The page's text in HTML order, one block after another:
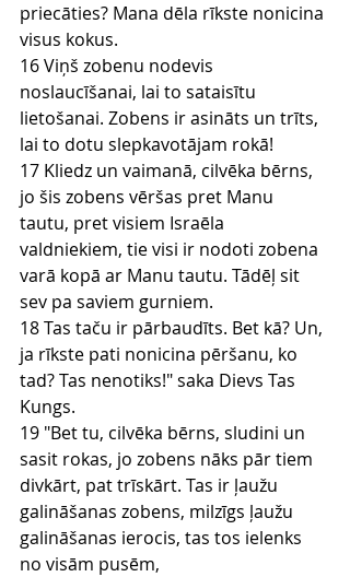
priecāties? Mana dēla rīkste nonicina
visus kokus.
16 Viņš zobenu nodevis
noslaucīšanai, lai to sataisītu
lietošanai. Zobens ir asināts un trīts,
lai to dotu slepkavotājam rokā!
17 Kliedz un vaimanā, cilvēka bērns,
jo šis zobens vēršas pret Manu
tautu, pret visiem Israēla
valdniekiem, tie visi ir nodoti zobena
varā kopā ar Manu tautu. Tādēļ sit
sev pa saviem gurniem.
18 Tas taču ir pārbaudīts. Bet kā? Un,
ja rīkste pati nonicina pēršanu, ko
tad? Tas nenotiks!" saka Dievs Tas
Kungs.
19 "Bet tu, cilvēka bērns, sludini un
sasit rokas, jo zobens nāks pār tiem
divkārt, pat trīskārt. Tas ir ļaužu
galināšanas zobens, milzīgs ļaužu
galināšanas ierocis, tas tos ielenks
no visām pusēm,